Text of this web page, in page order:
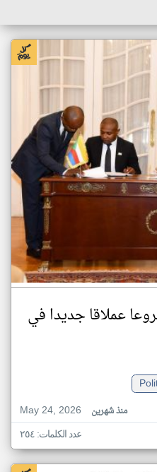
عملاقا جديدا في
May 24, 2026
منذ شهرين
عدد الكلمات: ٢٥٤